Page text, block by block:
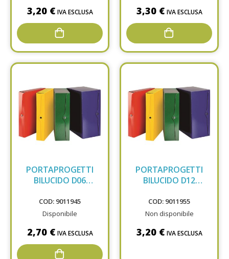
3,20 € IVA ESCLUSA 3,30 € IVA ESCLUSA
PORTAPROGETTI
BILUCIDO D06
COD: 9011945
Disponibile
2,70 € IVA ESCLUSA
PORTAPROGETTI
BILUCIDO D12
COD: 9011955
Non disponibile
3,20 € IVA ESCLUSA